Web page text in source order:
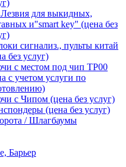
для выкидных,
и"smart key" (цена без
сигнализ., пульты китай
без услуг)
с местом под чип TP00
с учетом услуги по
с Чипом (цена без услуг)
(цена без услуг)
/ Шлагбаумы
Барьер